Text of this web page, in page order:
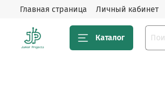
Главная страница Личный кабинет
Каталог